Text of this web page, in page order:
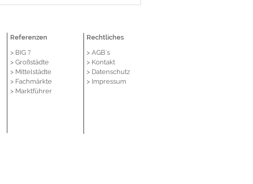
im Kortumkarree in Bochum
Rechtliches
> AGB´s
> Kontakt
> Datenschutz
> Impressum
Referenzen
> BIG 7
> Großstädte
> Mittelstädte
> Fachmärkte
> Marktführer